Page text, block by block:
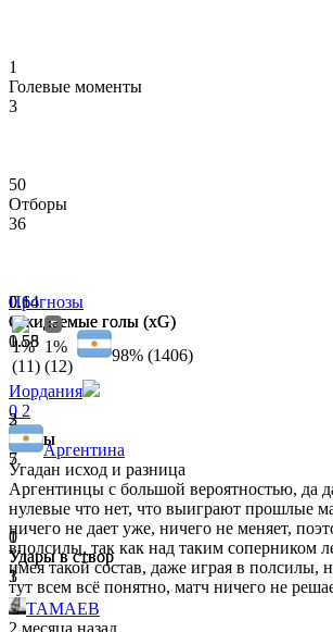
1
Голевые моменты
3
50
Отборы
36
0.1
Ожидаемые голы (xG)
1.58
3
Удары
5
0
Удары в створ
3
0.64
Ожидаемые голы (xG)
0.55
2
Удары
7
1
Удары в створ
1
Прогнозы
1%
(11)
1%
(12)
98% (1406)
Иордания
0 2
Аргентина
Угадан исход и разница
Аргентинцы с большой вероятностью, да
нулевые что нет, что выиграют прошлые
ничего не дает уже, ничего не меняет,
вполсилы, так как над таким соперником
имея такой состав, даже играя в полсилы,
тут всем всё понятно, матч ничего не
TAMAEB